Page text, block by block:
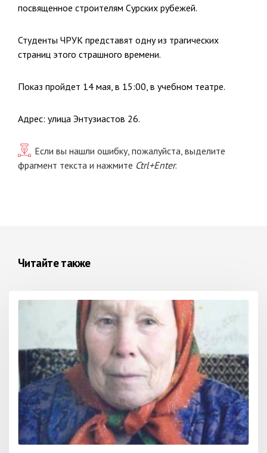
посвященное строителям Сурских рубежей.
Студенты ЧРУК представят одну из трагических
страниц этого страшного времени.
Показ пройдет 14 мая, в 15:00, в учебном театре.
Адрес: улица Энтузиастов 26.
Если вы нашли ошибку, пожалуйста, выделите
фрагмент текста и нажмите Ctrl+Enter.
Читайте также